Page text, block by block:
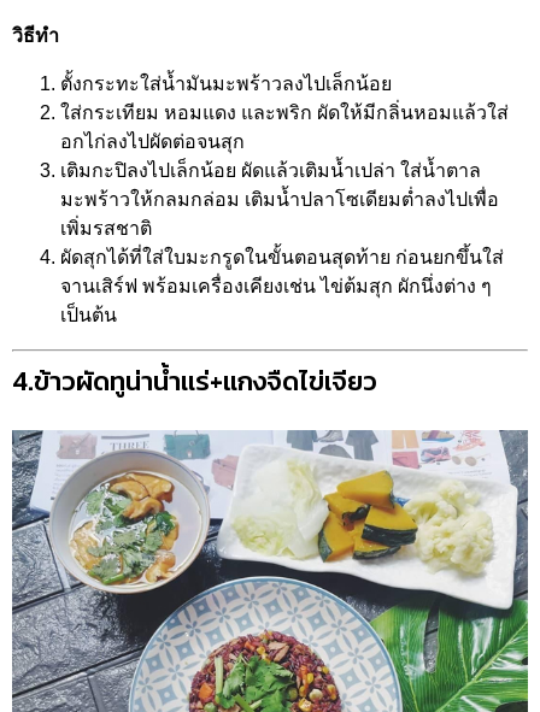
วิธีทำ
ตั้งกระทะใส่น้ำมันมะพร้าวลงไปเล็กน้อย
ใส่กระเทียม หอมแดง และพริก ผัดให้มีกลิ่นหอมแล้วใส่
อกไก่ลงไปผัดต่อจนสุก
เติมกะปิลงไปเล็กน้อย ผัดแล้วเติมน้ำเปล่า ใส่น้ำตาล
มะพร้าวให้กลมกล่อม เติมน้ำปลาโซเดียมต่ำลงไปเพื่อ
เพิ่มรสชาติ
ผัดสุกได้ที่ใส่ใบมะกรูดในขั้นตอนสุดท้าย ก่อนยกขึ้นใส่
จานเสิร์ฟ พร้อมเครื่องเคียงเช่น ไข่ต้มสุก ผักนึ่งต่าง ๆ
เป็นต้น
4.ข้าวผัดทูน่าน้ำเเร่+แกงจืดไข่เจียว